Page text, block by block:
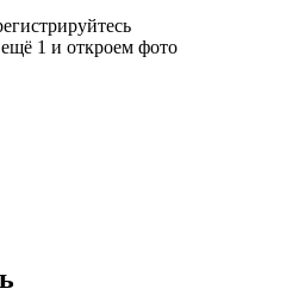
1 и откроем фото